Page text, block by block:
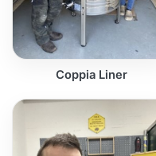
Coppia Liner